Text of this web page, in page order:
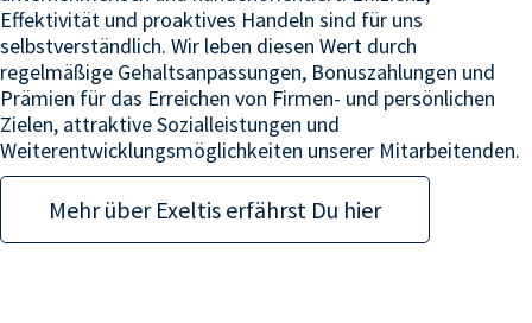
Effektivität und proaktives Handeln sind für uns
selbstverständlich. Wir leben diesen Wert durch
regelmäßige Gehaltsanpassungen, Bonuszahlungen und
Prämien für das Erreichen von Firmen- und persönlichen
Zielen, attraktive Sozialleistungen und
Weiterentwicklungsmöglichkeiten unserer Mitarbeitenden.
Mehr über Exeltis erfährst Du hier